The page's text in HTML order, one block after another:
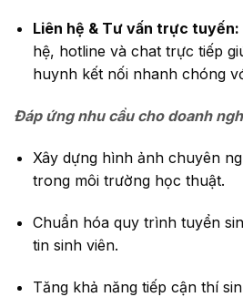
Liên hệ & Tư vấn trực tuyến:
hệ, hotline và chat trực tiếp
huynh kết nối nhanh chóng
Đáp ứng nhu cầu cho doanh
Xây dựng hình ảnh chuyên
trong môi trường học thuật.
Chuẩn hóa quy trình tuyển
tin sinh viên.
Tăng khả năng tiếp cận thí